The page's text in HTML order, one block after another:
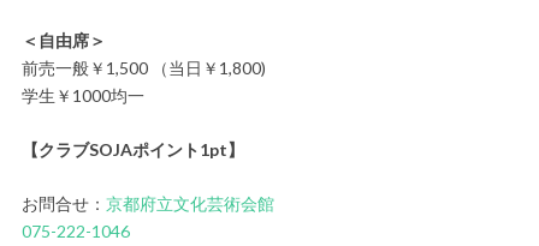
＜自由席＞
前売一般￥1,500 （当日￥1,800)
学生￥1000均一
【クラブSOJAポイント1pt】
お問合せ： 京都府立文化芸術会館
075-222-1046